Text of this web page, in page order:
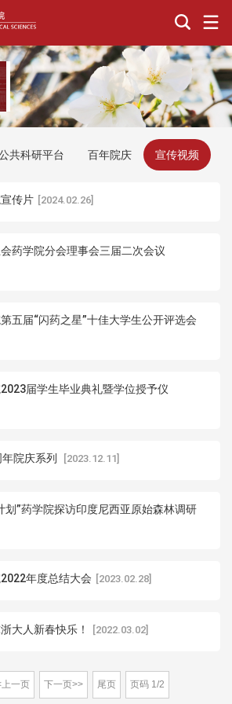
共科研平台 百年院庆 宣传视频
传片 [2024.02.26]
药学院分会理事会三届二次会议
五届“闪药之星”十佳大学生公开评选会
届学生毕业典礼暨学位授予仪
院庆系列 [2023.12.11]
划”药学院探访印度尼西亚原始森林调研
年度总结大会 [2023.02.28]
大人新春快乐！ [2022.03.02]
一页 下一页>> 尾页 页码 1/2